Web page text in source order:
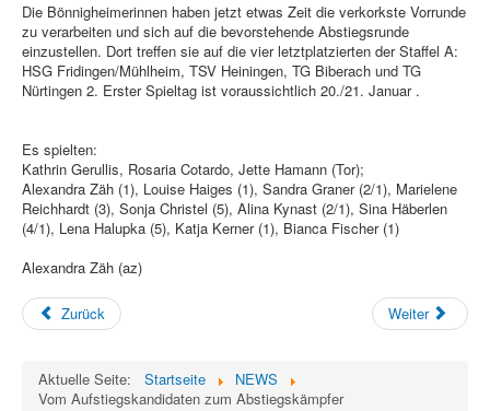
Die Bönnigheimerinnen haben jetzt etwas Zeit die verkorkste Vorrunde
zu verarbeiten und sich auf die bevorstehende Abstiegsrunde
einzustellen. Dort treffen sie auf die vier letztplatzierten der Staffel A:
HSG Fridingen/Mühlheim, TSV Heiningen, TG Biberach und TG
Nürtingen 2. Erster Spieltag ist voraussichtlich 20./21. Januar .
Es spielten:
Kathrin Gerullis, Rosaria Cotardo, Jette Hamann (Tor);
Alexandra Zäh (1), Louise Haiges (1), Sandra Graner (2/1), Marielene
Reichhardt (3), Sonja Christel (5), Alina Kynast (2/1), Sina Häberlen
(4/1), Lena Halupka (5), Katja Kerner (1), Bianca Fischer (1)
Alexandra Zäh (az)
Zurück Weiter
Aktuelle Seite: Startseite
NEWS
Vom Aufstiegskandidaten zum Abstiegskämpfer